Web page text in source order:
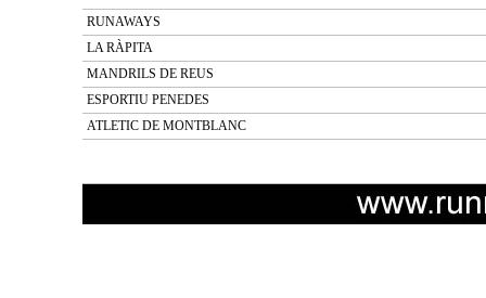
RUNAWAYS
LA RÀPITA
MANDRILS DE REUS
ESPORTIU PENEDES
ATLETIC DE MONTBLANC